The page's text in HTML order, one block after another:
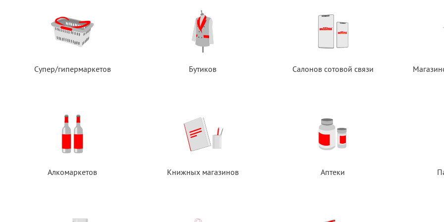
Супер/гипермаркетов Бутиков Салонов сотовой связи
Алкомаркетов Книжных магазинов Аптеки